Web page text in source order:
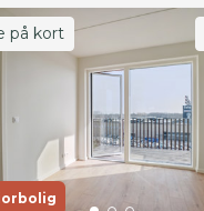
på kort